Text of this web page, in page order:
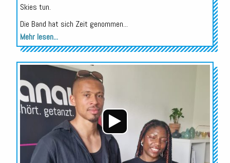
Skies tun.
Die Band hat sich Zeit genommen...
Mehr lesen...
Audio-
Player